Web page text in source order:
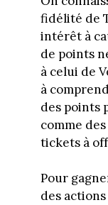
fidélité de
intérêt à
de points
à celui de
à
des points
comme
tickets à
Pour
des